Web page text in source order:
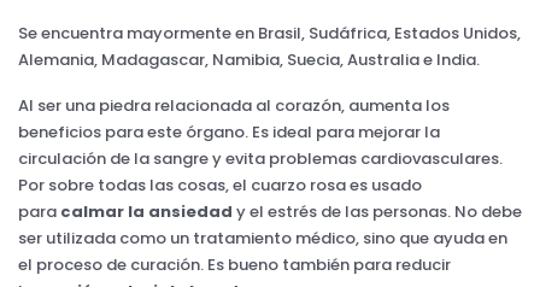
Se encuentra mayormente en Brasil, Sudáfrica, Estados Unidos,
Alemania, Madagascar, Namibia, Suecia, Australia e India.
Al ser una piedra relacionada al corazón, aumenta los
beneficios para este órgano. Es ideal para mejorar la
circulación de la sangre y evita problemas cardiovasculares.
Por sobre todas las cosas, el cuarzo rosa es usado
para calmar la ansiedad y el estrés de las personas. No debe
ser utilizada como un tratamiento médico, sino que ayuda en
el proceso de curación. Es bueno también para reducir